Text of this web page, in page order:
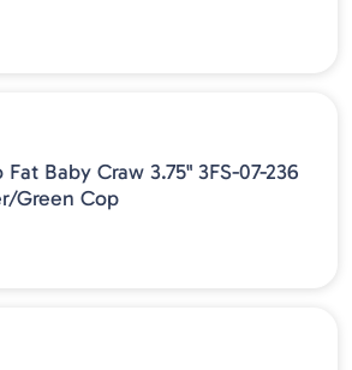
Baby Craw 3.75" 3FS-07-236
Green Cop